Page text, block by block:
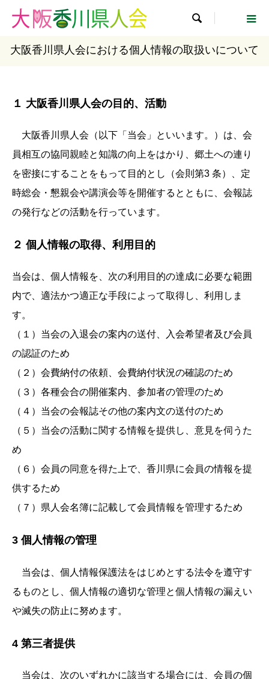

大阪香川県人会における個人情報の取扱いについて
１ 大阪香川県人会の目的、活動
大阪香川県人会（以下「当会」といいます。）は、会
員相互の協同親睦と知識の向上をはかり、郷土への連り
を密接にすることをもって目的とし（会則第3 条）、定
時総会・懇親会や講演会等を開催するとともに、会報誌
の発行などの活動を行っています。
２ 個人情報の取得、利用目的
当会は、個人情報を、次の利用目的の達成に必要な範囲
内で、適法かつ適正な手段によって取得し、利用しま
す。
（１）当会の入退会の案内の送付、入会希望者及び会員
の認証のため
（２）会費納付の依頼、会費納付状況の確認のため
（３）各種会合の開催案内、参加者の管理のため
（４）当会の会報誌その他の案内文の送付のため
（５）当会の活動に関する情報を提供し、意見を伺うた
め
（６）会員の同意を得た上で、香川県に会員の情報を提
供するため
（７）県人会名簿に記載して会員情報を管理するため
3 個人情報の管理
当会は、個人情報保護法をはじめとする法令を遵守す
るものとし、個人情報の適切な管理と個人情報の漏えい
や滅失の防止に努めます。
4 第三者提供
当会は、次のいずれかに該当する場合には、会員の個